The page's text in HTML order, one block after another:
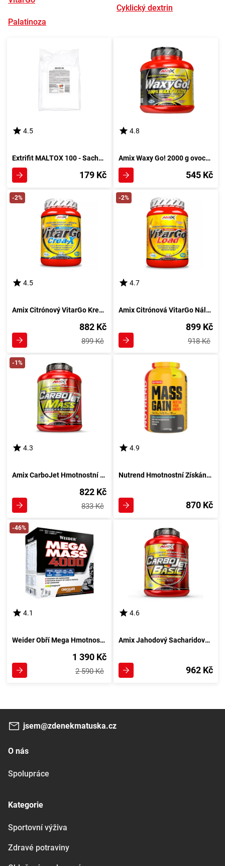
Palatinoza
Cyklický dextrin
4.5
Extrifit MALTOX 100 - Sacharidový polysacharid EU 1500 g bez aroma
179 Kč
4.8
Amix Waxy Go! 2000 g ovocný koktejl
545 Kč
-2%
4.5
Amix Citrónový VitarGo Kreatin-X 1000 g
882 Kč
899 Kč
-2%
4.7
Amix Citrónová VitarGo Nálož 1000 g
899 Kč
918 Kč
-1%
4.3
Amix CarboJet Hmotnostní Profesionál 1800 g - čokoládová chuť
822 Kč
833 Kč
4.9
Nutrend Hmotnostní Získání 1050 g vanilková příchuť
870 Kč
-46%
4.1
Weider Obří Mega Hmotnostní 4000 7000 g kakaová chuť
1 390 Kč
2 590 Kč
4.6
Amix Jahodový Sacharidový Koktejl 3000 g
962 Kč
jsem@zdenekmatuska.cz
O nás
Spolupráce
Kategorie
Sportovní výživa
Zdravé potraviny